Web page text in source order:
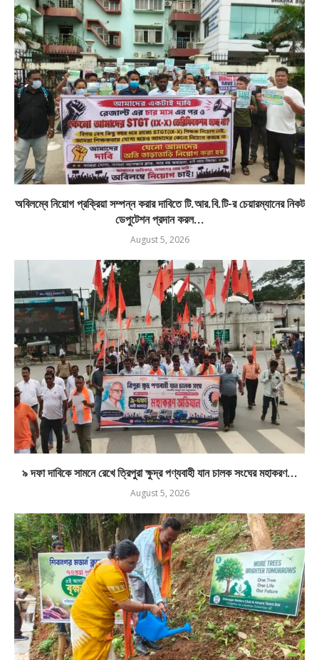
অবিলম্বে নিয়োগ প্রক্রিয়া সম্পন্ন করার দাবিতে টি.আর.বি.টি-র চেয়ারম্যানের নিকট
ডেপুটেশন প্রদান করল...
August 5, 2026
৯ দফা দাবিকে সামনে রেখে ত্রিপুরা ক্ষুদ্র পণ্যবাহী যান চালক সংঘের মহাকরণ...
August 5, 2026